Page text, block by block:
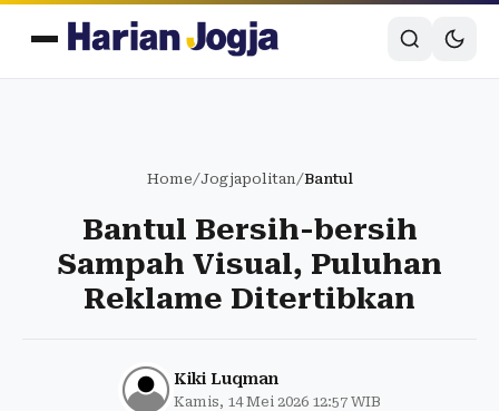
Home/Jogjapolitan/Bantul
Bantul Bersih-bersih
Sampah Visual, Puluhan
Reklame Ditertibkan
Kiki Luqman
Kamis, 14 Mei 2026 12:57 WIB